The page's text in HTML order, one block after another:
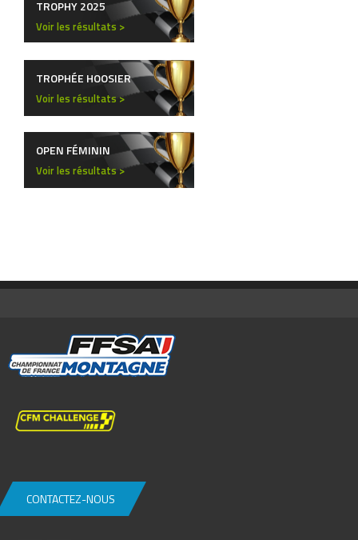
TROPHY 2025
Voir les résultats >
TROPHÉE HOOSIER
Voir les résultats >
OPEN FÉMININ
Voir les résultats >
CONTACTEZ-NOUS